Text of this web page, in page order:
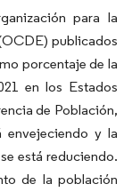
para la
publicados
porcentaje de la
en los Estados
de Población,
envejeciendo y la
está reduciendo.
de la población